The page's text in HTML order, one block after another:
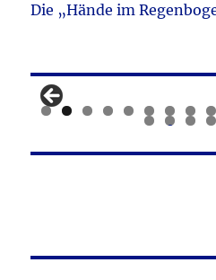
Die „Hände im
7 8 9 0